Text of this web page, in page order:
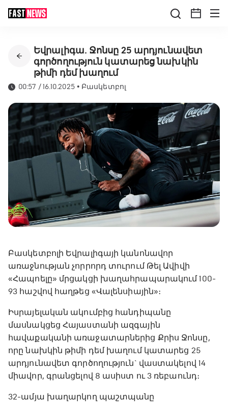
Եվրալիգա. Ջոնսը 25 արդյունավետ
գործողություն կատարեց նախկին
թիմի դեմ խաղում
00:57 / 16.10.2025 • Բասկետբոլ
Բասկետբոլի Եվրալիգայի կանոնավոր
առաջնության չորրորդ տուրում Թել Ավիվի
«Հապոելը» մրցակցի խաղահրապարակում 100-
93 հաշվով հաղթեց «Վալենսիային»։
Իսրայելական ակումբից հանդիպանը
մասնակցեց Հայաստանի ազգային
հավաքականի առաջատարներից Քրիս Ջոնսը,
որը նախկին թիմի դեմ խաղում կատարեց 25
արդյունավետ գործողություն` վաստակելով 14
միավոր, գրանցելով 8 ասիստ ու 3 ռեբաունդ։
32-ամյա խաղարկող պաշտպանը